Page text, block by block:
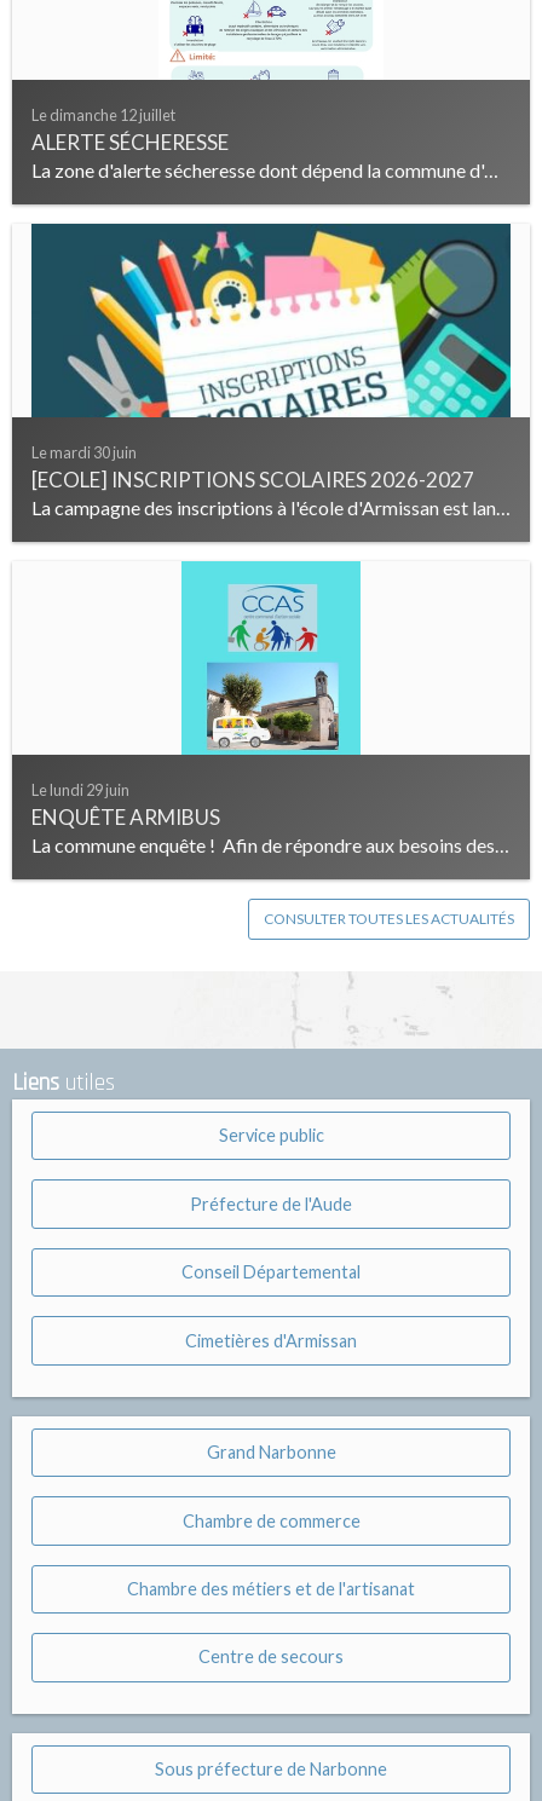
Le dimanche 12 juillet
ALERTE SÉCHERESSE
Le mardi 30 juin
[ECOLE] INSCRIPTIONS SCOLAIRES 2026-2027
Le lundi 29 juin
ENQUÊTE ARMIBUS
CONSULTER TOUTES LES ACTUALITÉS
Liens utiles
Service public
Préfecture de l'Aude
Conseil Départemental
Cimetières d'Armissan
Grand Narbonne
Chambre de commerce
Chambre des métiers et de l'artisanat
Centre de secours
Sous préfecture de Narbonne